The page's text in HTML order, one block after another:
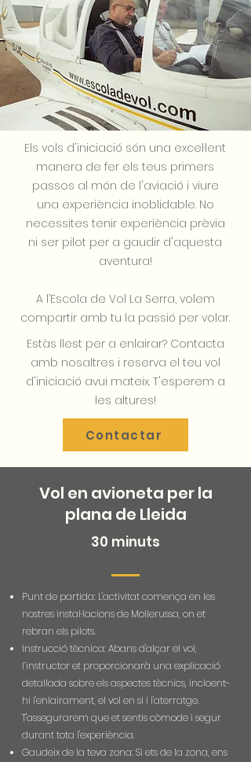
Els vols d'iniciació són una excel·lent
manera de fer els teus primers
passos al món de l'aviació i viure
una experiència inoblidable. No
necessites tenir experiència prèvia
ni ser pilot per a gaudir d'aquesta
aventura!
A l’Escola de Vol La Serra, volem
compartir amb tu la passió per volar.
Estàs llest per a enlairar? Contacta
amb nosaltres i reserva el teu vol
d'iniciació avui mateix. T'esperem a
les altures!
Contactar
Vol en avioneta per la
plana de Lleida
30 minuts
Punt de partida: L'activitat comença en les
nostres instal·lacions de Mollerussa, on et
rebran els pilots.
Instrucció tècnica: Abans d'alçar el vol,
l’instructor et proporcionarà una explicació
detallada sobre els aspectes tècnics, incloent-
hi l'enlairament, el vol en si i l'aterratge.
T'assegurarem que et sentis còmode i segur
durant tota l'experiència.
Gaudeix de la teva zona: Si ets de la zona, ens